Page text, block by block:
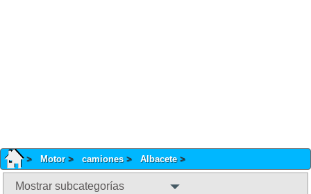
Motor camiones Albacete
Mostrar subcategorías